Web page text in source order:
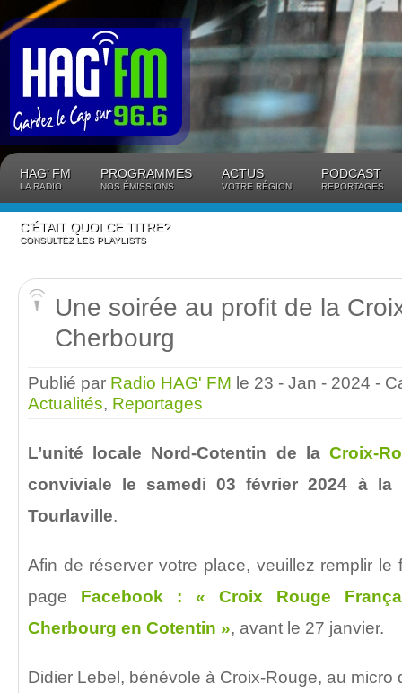
HAG’ FM
LA RADIO
PROGRAMMES
NOS ÉMISSIONS
ACTUS
VOTRE RÉGION
PODCAST
REPORTAGES
C’ÉTAIT QUOI CE TITRE?
CONSULTEZ LES PLAYLISTS
Une soirée au profit de la
Cherbourg
Publié par Radio HAG' FM le 23 - Jan - 2024 -
Actualités, Reportages
L’unité locale Nord-Cotentin de laCroix-
conviviale le samedi 03 février 2024 à la
Tourlaville.
Afin de réserver votre place, veuillez remplir le
page Facebook : « Croix Rouge
Cherbourg en Cotentin », avant le 27 janvier.
Didier Lebel, bénévole à Croix-Rouge, au micro
Panneau de gestion des cookies